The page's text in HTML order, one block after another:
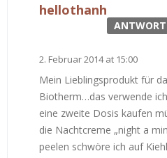
hellothanh
2. Februar 2014 at 15:00
Mein Lieblingsprodukt für
Biotherm…das verwende
eine zweite Dosis kaufen
die Nachtcreme „night a
peelen schwöre ich auf